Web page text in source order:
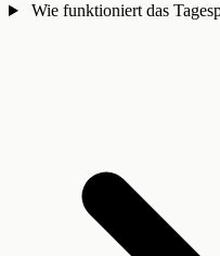
Wie funktioniert das